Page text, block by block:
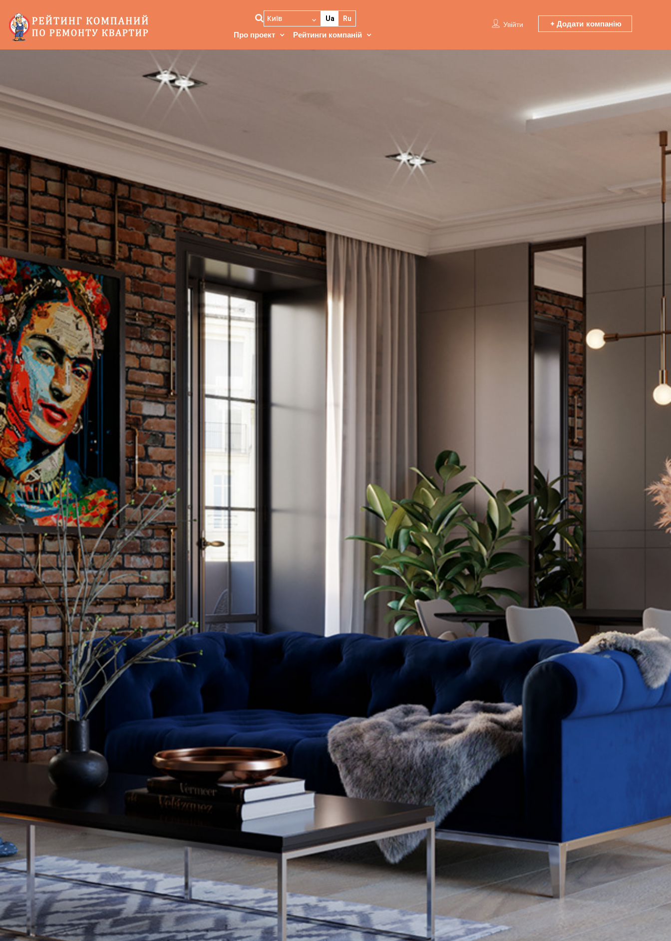
Київ Ua Ru
Про проект Рейтинги компаній
Увійти Додати компанію